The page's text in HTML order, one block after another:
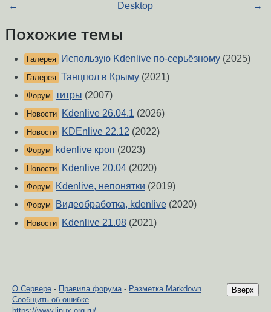
← Desktop →
Похожие темы
Галерея Использую Kdenlive по-серьёзному (2025)
Галерея Танцпол в Крыму (2021)
Форум титры (2007)
Новости Kdenlive 26.04.1 (2026)
Новости KDEnlive 22.12 (2022)
Форум kdenlive кроп (2023)
Новости Kdenlive 20.04 (2020)
Форум Kdenlive, непонятки (2019)
Форум Видеобработка, kdenlive (2020)
Новости Kdenlive 21.08 (2021)
Вверх
О Сервере - Правила форума- Разметка Markdown
Сообщить об ошибке